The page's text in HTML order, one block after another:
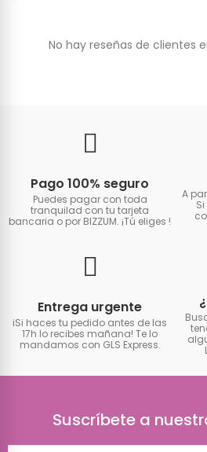
No hay reseñas de clientes
Pago 100% seguro
Puedes pagar con toda
tranquilad con tu tarjeta
bancaria o por BIZZUM. ¡Tú eliges !
A
Entrega urgente
iSi haces tu pedido antes de las
17h lo recibes mañana! Te lo
mandamos con GLS Express.
Suscríbete a